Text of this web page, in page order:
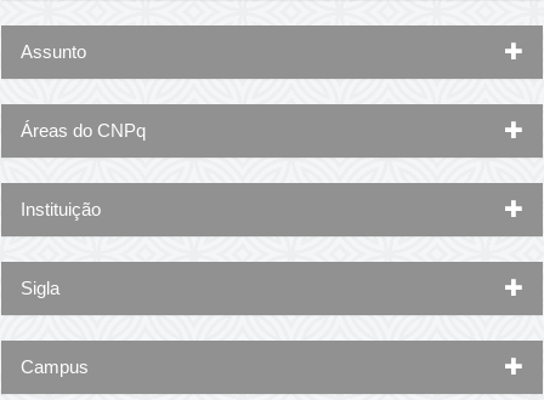
Assunto
Áreas do CNPq
Instituição
Sigla
Campus